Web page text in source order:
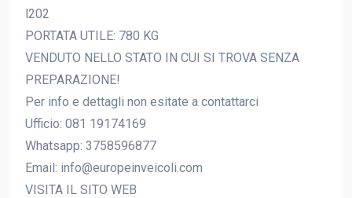
l202
PORTATA UTILE: 780 KG
VENDUTO NELLO STATO IN CUI SI TROVA SENZA
PREPARAZIONE!
Per info e dettagli non esitate a contattarci
Ufficio: 081 19174169
Whatsapp: 3758596877
Email: info@europeinveicoli.com
VISITA IL SITO WEB